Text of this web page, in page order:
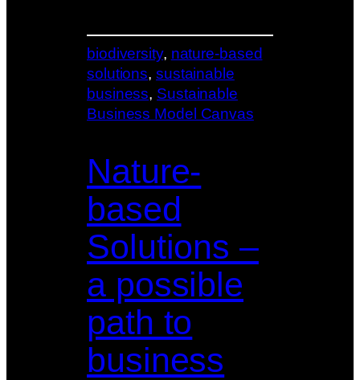
biodiversity, nature-based
solutions, sustainable
business, Sustainable
Business Model Canvas
Nature-
based
Solutions –
a possible
path to
business